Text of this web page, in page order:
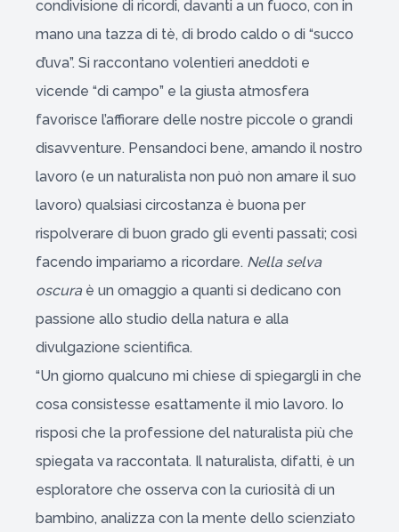
condivisione di ricordi, davanti a un fuoco, con in
mano una tazza di tè, di brodo caldo o di “succo
d’uva”. Si raccontano volentieri aneddoti e
vicende “di campo” e la giusta atmosfera
favorisce l’affiorare delle nostre piccole o grandi
disavventure. Pensandoci bene, amando il nostro
lavoro (e un naturalista non può non amare il suo
lavoro) qualsiasi circostanza è buona per
rispolverare di buon grado gli eventi passati; così
facendo impariamo a ricordare. Nella selva
oscura è un omaggio a quanti si dedicano con
passione allo studio della natura e alla
divulgazione scientifica.
“Un giorno qualcuno mi chiese di spiegargli in che
cosa consistesse esattamente il mio lavoro. Io
risposi che la professione del naturalista più che
spiegata va raccontata. Il naturalista, difatti, è un
esploratore che osserva con la curiosità di un
bambino, analizza con la mente dello scienziato